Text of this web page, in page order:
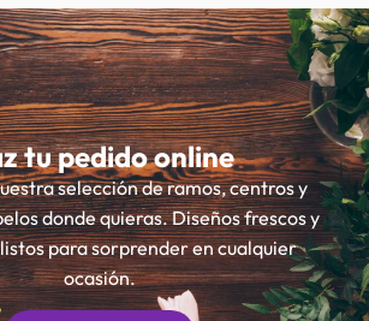
tu pedido online
selección de ramos, centros y
donde quieras. Diseños frescos y
para sorprender en cualquier
ocasión.